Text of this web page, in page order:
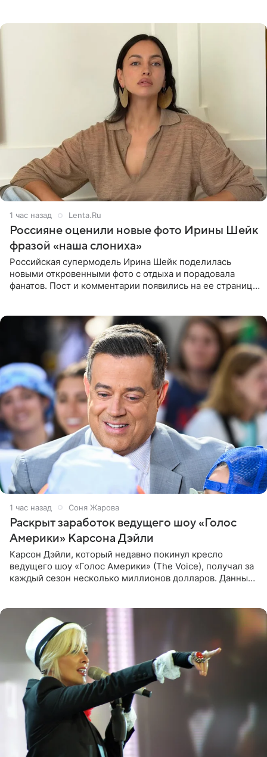
1 час назад Lenta.Ru
Россияне оценили новые фото Ирины Шейк
фразой «наша слониха»
Российская супермодель Ирина Шейк поделилась
новыми откровенными фото с отдыха и порадовала
фанатов. Пост и комментарии появились на ее странице
1 час назад Соня Жарова
Раскрыт заработок ведущего шоу «Голос
Америки» Карсона Дэйли
Карсон Дэйли, который недавно покинул кресло
ведущего шоу «Голос Америки» (The Voice), получал за
каждый сезон несколько миллионов долларов. Данные